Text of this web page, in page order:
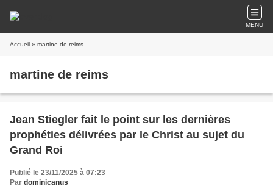
MENU
Accueil » martine de reims
martine de reims
Jean Stiegler fait le point sur les dernières
prophéties délivrées par le Christ au sujet du
Grand Roi
Publié le 23/11/2025 à 07:23
Par dominicanus